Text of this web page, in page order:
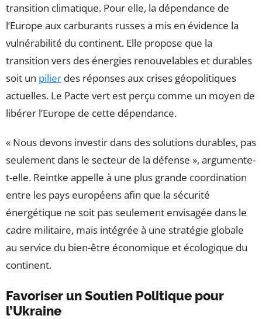
transition climatique. Pour elle, la dépendance de
l’Europe aux carburants russes a mis en évidence la
vulnérabilité du continent. Elle propose que la
transition vers des énergies renouvelables et durables
soit un pilier des réponses aux crises géopolitiques
actuelles. Le Pacte vert est perçu comme un moyen de
libérer l’Europe de cette dépendance.
« Nous devons investir dans des solutions durables, pas
seulement dans le secteur de la défense », argumente-
t-elle. Reintke appelle à une plus grande coordination
entre les pays européens afin que la sécurité
énergétique ne soit pas seulement envisagée dans le
cadre militaire, mais intégrée à une stratégie globale
au service du bien-être économique et écologique du
continent.
Favoriser un Soutien Politique pour
l’Ukraine